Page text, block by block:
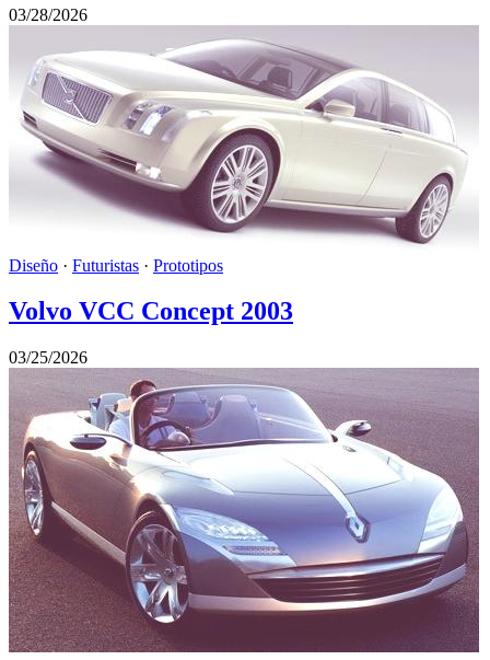
03/28/2026
Diseño · Futuristas · Prototipos
Volvo VCC Concept 2003
03/25/2026